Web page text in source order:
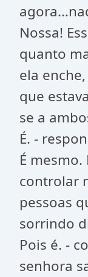
Nossa!
quanto
ela
que
se a
É. -
É
controlar
pessoas
sorrindo
Pois é. -
senhora